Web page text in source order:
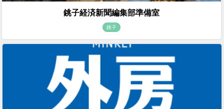
銚子経済新聞編集部準備室
銚子